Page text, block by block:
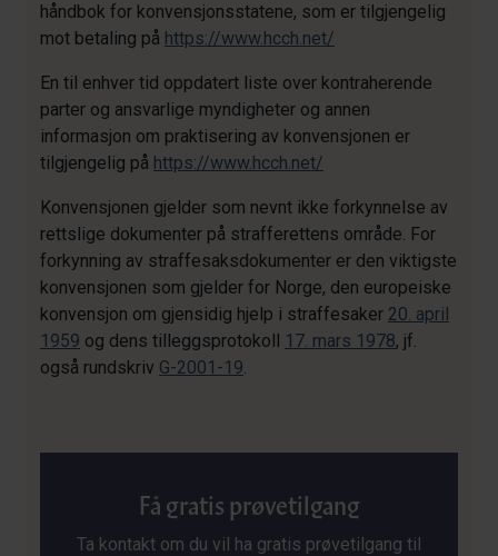
håndbok for konvensjonsstatene, som er tilgjengelig
mot betaling på https://www.hcch.net/
En til enhver tid oppdatert liste over kontraherende
parter og ansvarlige myndigheter og annen
informasjon om praktisering av konvensjonen er
tilgjengelig på https://www.hcch.net/
Konvensjonen gjelder som nevnt ikke forkynnelse av
rettslige dokumenter på strafferettens område. For
forkynning av straffesaksdokumenter er den viktigste
konvensjonen som gjelder for Norge, den europeiske
konvensjon om gjensidig hjelp i straffesaker 20. april
1959 og dens tilleggsprotokoll 17. mars 1978, jf.
også rundskriv G-2001-19.
Få gratis prøvetilgang
Ta kontakt om du vil ha gratis prøvetilgang til